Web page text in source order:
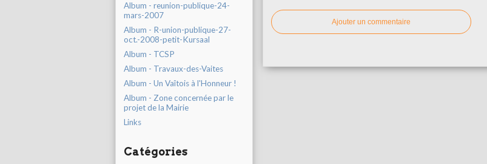
Album - reunion-publique-24-
mars-2007
Album - R-union-publique-27-
oct.-2008-petit-Kursaal
Album - TCSP
Album - Travaux-des-Vaites
Album - Un Vaîtois à l'Honneur !
Album - Zone concernée par le
projet de la Mairie
Links
Catégories
Ajouter un commentaire